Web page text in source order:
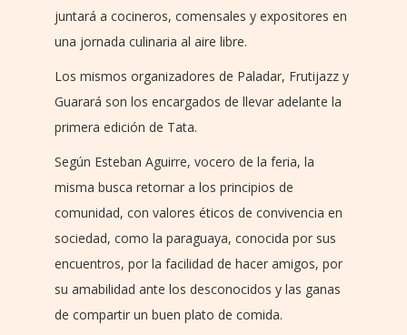
juntará a cocineros, comensales y expositores en
una jornada culinaria al aire libre.
Los mismos organizadores de Paladar, Frutijazz y
Guarará son los encargados de llevar adelante la
primera edición de Tata.
Según Esteban Aguirre, vocero de la feria, la
misma busca retornar a los principios de
comunidad, con valores éticos de convivencia en
sociedad, como la paraguaya, conocida por sus
encuentros, por la facilidad de hacer amigos, por
su amabilidad ante los desconocidos y las ganas
de compartir un buen plato de comida.